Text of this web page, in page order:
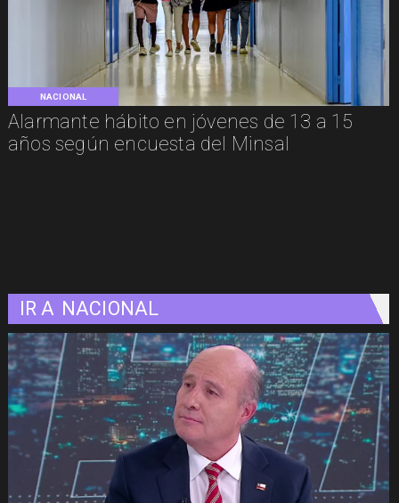
NACIONAL
Alarmante hábito en jóvenes de 13 a 15
años según encuesta del Minsal
IR A NACIONAL